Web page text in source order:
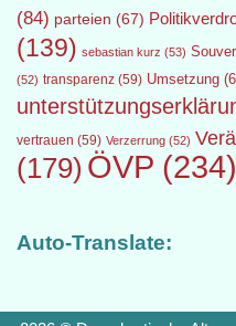
(84) parteien (67)
(139) sebastian kurz (53)
(52) transparenz (59) Umsetzung
vertrauen (59) Verzerrung (52)
(179) ÖVP (234)
Auto-Translate: